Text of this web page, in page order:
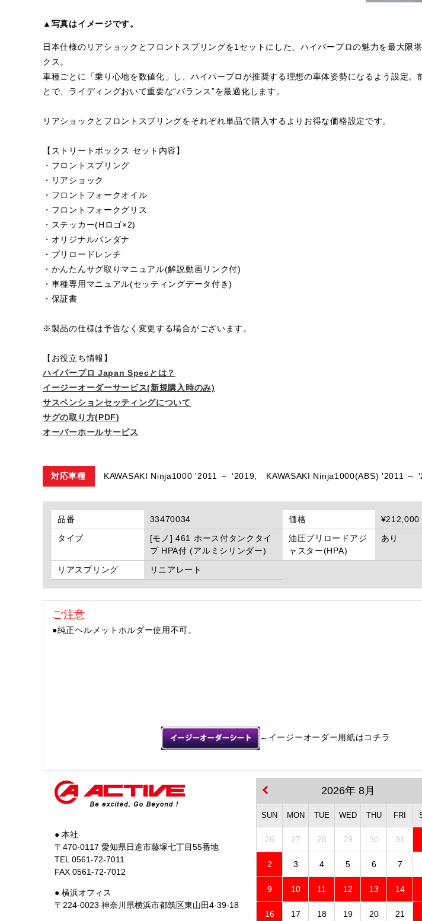
▲写真はイメージです。
日本仕様のリアショックとフロントスプリングを1セットにした、ハイパープロの魅力を最大限
クス。
車種ごとに「乗り心地を数値化」し、ハイパープロが推奨する理想の車体姿勢になるよう設定。
とで、ライディングおいて重要な“バランス”を最適化します。
リアショックとフロントスプリングをそれぞれ単品で購入するよりお得な価格設定です。
【ストリートボックス セット内容】
・フロントスプリング
・リアショック
・フロントフォークオイル
・フロントフォークグリス
・ステッカー(Hロゴ×2)
・オリジナルバンダナ
・プリロードレンチ
・かんたんサグ取りマニュアル(解説動画リンク付)
・車種専用マニュアル(セッティングデータ付き)
・保証書
※製品の仕様は予告なく変更する場合がございます。
【お役立ち情報】
ハイパープロ Japan Specとは？
イージーオーダーサービス(新規購入時のみ)
サスペンションセッティングについて
サグの取り方(PDF)
オーバーホールサービス
対応車種 KAWASAKI Ninja1000 '2011 ～ '2019, KAWASAKI Ninja1000(ABS) '2011 ～
品番 33470034 価格 ¥212,000
タイプ
[モノ] 461 ホース付タンクタイ
プ HPA付 (アルミシリンダー)
油圧プリロードアジ
ャスター(HPA)
あり
リアスプリング
リニアレート
ご注意
●純正ヘルメットホルダー使用不可。
←イージーオーダー用紙はコチラ
● 本社
〒470-0117 愛知県日進市藤塚七丁目55番地
TEL 0561-72-7011
FAX 0561-72-7012
● 横浜オフィス
〒224-0023 神奈川県横浜市都筑区東山田4-39-18
2026年 8月
SUN MON TUE WED THU FRI
26 27 28 29 30 31
2 3 4 5 6 7
9 10 11 12 13 14
16 17 18 19 20 21